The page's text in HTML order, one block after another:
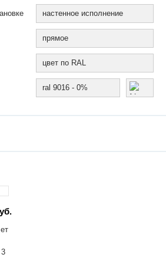
настенное исполнение
прямое
цвет по RAL
ral 9016 - 0%